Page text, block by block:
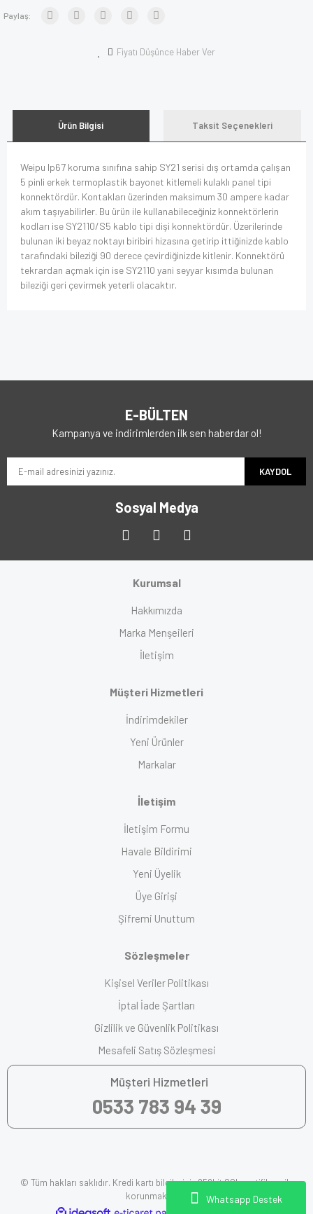
Whatsapp Destek
Paylaş:
Fiyatı Düşünce Haber Ver
Ürün Bilgisi Taksit Seçenekleri
Weipu Ip67 koruma sınıfına sahip SY21 serisi dış ortamda çalışan
5 pinli erkek termoplastik bayonet kitlemeli kulaklı panel tipi
konnektördür. Kontakları üzerinden maksimum 30 ampere kadar
akım taşıyabilirler. Bu ürün ile kullanabileceğiniz konnektörlerin
kodları ise SY2110/S5 kablo tipi dişi konnektördür. Üzerilerinde
bulunan iki beyaz noktayı biribiri hizasına getirip ittiğinizde kablo
tarafındaki bileziği 90 derece çevirdiğinizde kitlenir. Konnektörü
tekrardan açmak için ise SY2110 yani seyyar kısımda bulunan
bileziği geri çevirmek yeterli olacaktır.
E-BÜLTEN
Kampanya ve indirimlerden ilk sen haberdar ol!
KAYDOL
Sosyal Medya
Kurumsal
Hakkımızda
Marka Menşeileri
İletişim
Müşteri Hizmetleri
İndirimdekiler
Yeni Ürünler
Markalar
İletişim
İletişim Formu
Havale Bildirimi
Yeni Üyelik
Üye Girişi
Şifremi Unuttum
Sözleşmeler
Kişisel Veriler Politikası
İptal İade Şartları
Gizlilik ve Güvenlik Politikası
Mesafeli Satış Sözleşmesi
Müşteri Hizmetleri
0533 783 94 39
© Tüm hakları saklıdır. Kredi kartı bilgileriniz 256bit SSL sertifikası ile
korunmaktadır.